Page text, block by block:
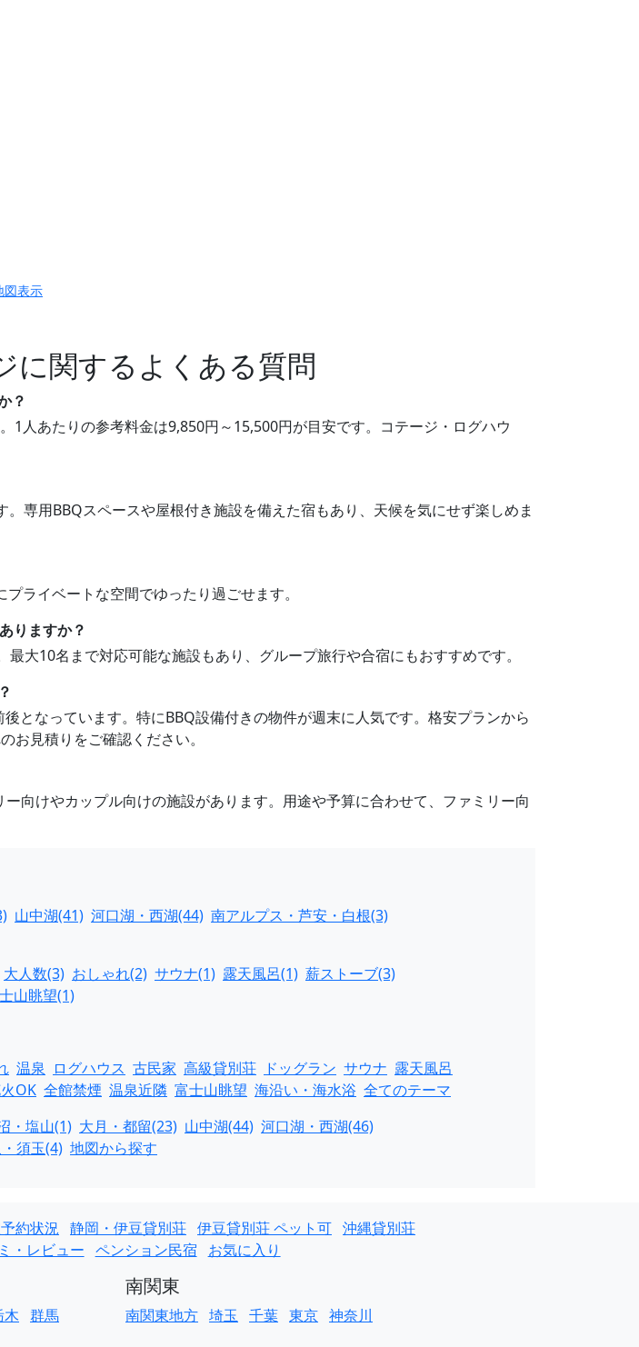
図表示
に関するよくある質問
？
人あたりの参考料金は9,850円～15,500円が目安です。コテージ・ログハウ
専用BBQスペースや屋根付き施設を備えた宿もあり、天候を気にせず楽しめま
ライベートな空間でゆったり過ごせます。
りますか？
大10名まで対応可能な施設もあり、グループ旅行や合宿にもおすすめです。
となっています。特にBBQ設備付きの物件が週末に人気です。格安プランから
お見積りをご確認ください。
向けやカップル向けの施設があります。用途や予算に合わせて、ファミリー向
山中湖(41) 河口湖・西湖(44) 南アルプス・芦安・白根(3)
大人数(3) おしゃれ(2) サウナ(1) 露天風呂(1) 薪ストーブ(3)
山眺望(1)
温泉 ログハウス 古民家 高級貸別荘 ドッグラン サウナ 露天風呂
OK 全館禁煙 温泉近隣 富士山眺望 海沿い・海水浴 全てのテーマ
・塩山(1) 大月・都留(23) 山中湖(44) 河口湖・西湖(46)
須玉(4) 地図から探す
約状況 静岡・伊豆貸別荘 伊豆貸別荘 ペット可 沖縄貸別荘
・レビュー ペンション民宿 お気に入り
木 群馬
南関東
南関東地方 埼玉 千葉 東京 神奈川